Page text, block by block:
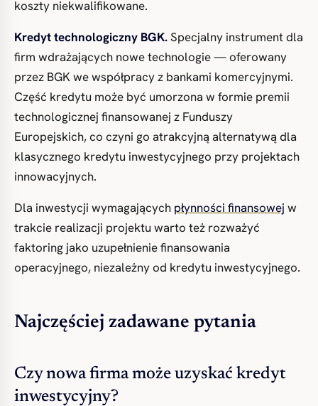
koszty niekwalifikowane.
Kredyt technologiczny BGK.Specjalny instrument dla
firm wdrażających nowe technologie — oferowany
przez BGK we współpracy z bankami komercyjnymi.
Część kredytu może być umorzona w formie premii
technologicznej finansowanej z Funduszy
Europejskich, co czyni go atrakcyjną alternatywą dla
klasycznego kredytu inwestycyjnego przy projektach
innowacyjnych.
Dla inwestycji wymagających płynności finansowej w
trakcie realizacji projektu warto też rozważyć
faktoring jako uzupełnienie finansowania
operacyjnego, niezależny od kredytu inwestycyjnego.
Najczęściej zadawane pytania
Czy nowa firma może uzyskać kredyt
inwestycyjny?